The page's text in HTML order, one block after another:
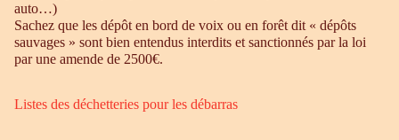
auto…)
Sachez que les dépôt en bord de voix ou en forêt dit « dépôts
sauvages » sont bien entendus interdits et sanctionnés par la loi
par une amende de 2500€.
Listes des déchetteries pour les débarras